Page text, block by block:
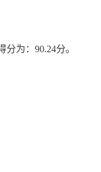
为： 90.24分。